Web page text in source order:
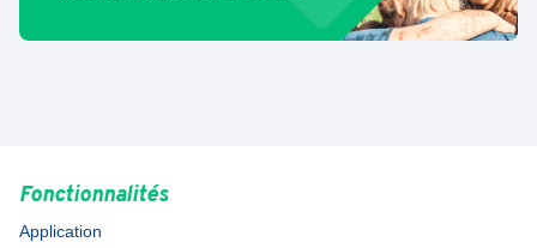
Fonctionnalités
Application